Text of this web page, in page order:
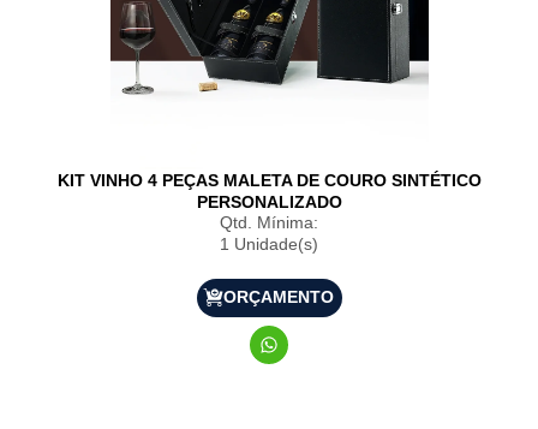
KIT VINHO 4 PEÇAS MALETA DE COURO SINTÉTICO
PERSONALIZADO
Qtd. Mínima:
1 Unidade(s)
ORÇAMENTO